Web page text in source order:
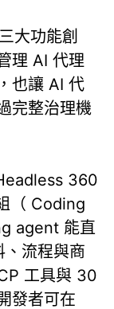
大功能創
理 AI 代理
也讓 AI 代
完整治理機
360
（ Coding
agent 能直
流程與商
工具與 30
發者可在